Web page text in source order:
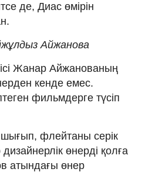
де, Диас өмірін
Айжанова
Жанар Айжанованың
кенде емес.
фильмдерге түсіп
флейтаны серік
өнерді қолға
атындағы өнер